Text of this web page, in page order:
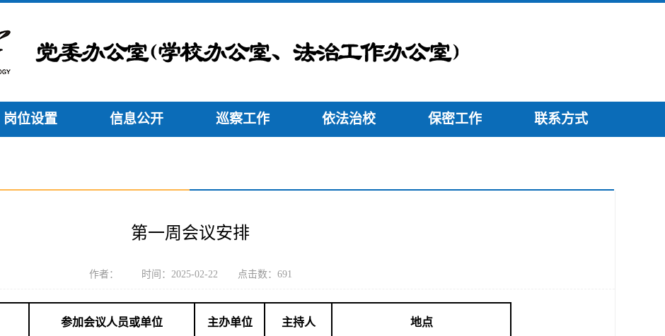
岗位设置 信息公开 巡察工作 依法治校 保密工作 联系方式
第一周会议安排
作者： 时间：2025-02-22 点击数： 691
参加会议人员或单位 主办单位 主持人 地点